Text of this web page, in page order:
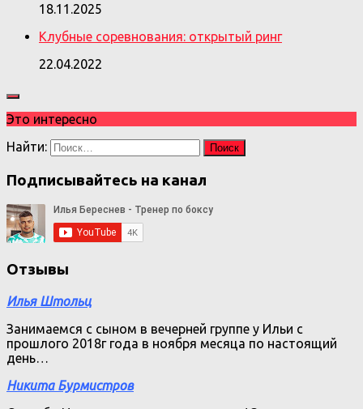
18.11.2025
Клубные соревнования: открытый ринг
22.04.2022
Это интересно
Найти:
Подписывайтесь на канал
Отзывы
Илья Штольц
Занимаемся с сыном в вечерней группе у Ильи с
прошлого 2018г года в ноября месяца по настоящий
день…
Никита Бурмистров